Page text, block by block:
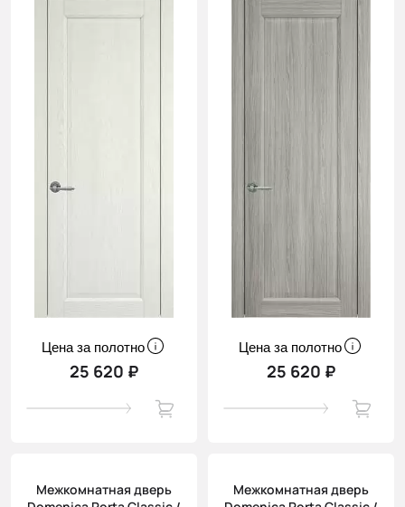
Цена за полотно
25 620 ₽
Цена за полотно
25 620 ₽
Межкомнатная дверь
Межкомнатная дверь